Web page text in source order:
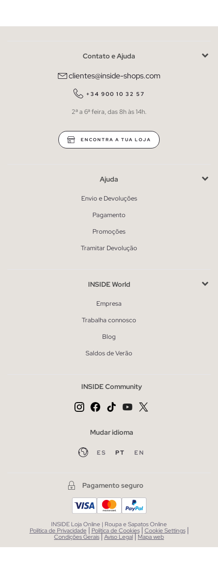
Contato e Ajuda
clientes@inside-shops.com
+34 900 10 32 57
2ª a 6ª feira, das 8h às 14h.
ENCONTRA A TUA LOJA
Ajuda
Envio e Devoluções
Pagamento
Promoções
Tramitar Devolução
INSIDE World
Empresa
Trabalha connosco
Blog
Saldos de Verão
INSIDE Community
Mudar idioma
ES PT EN
Pagamento seguro
INSIDE Loja Online | Roupa e Sapatos Online
Política de Privacidade | Política de Cookies | Cookie Settings |
Condições Gerais|Aviso Legal| Mapa web